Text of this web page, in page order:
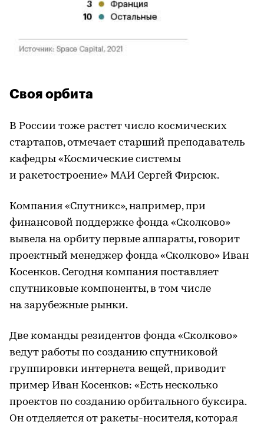
Своя орбита
В России тоже растет число космических
стартапов, отмечает старший преподаватель
кафедры «Космические системы
и ракетостроение» МАИ Сергей Фирсюк.
Компания «Спутникс», например, при
финансовой поддержке фонда «Сколково»
вывела на орбиту первые аппараты, говорит
проектный менеджер фонда «Сколково» Иван
Косенков. Сегодня компания поставляет
спутниковые компоненты, в том числе
на зарубежные рынки.
Две команды резидентов фонда «Сколково»
ведут работы по созданию спутниковой
группировки интернета вещей, приводит
пример Иван Косенков: «Есть несколько
проектов по созданию орбитального буксира.
Он отделяется от ракеты-носителя, которая